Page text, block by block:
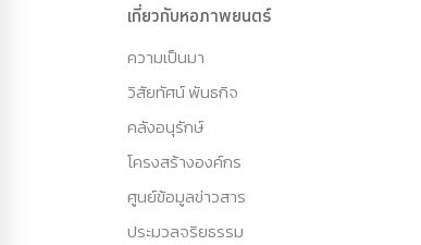
เกี่ยวกับหอภาพยนตร์
ความเป็นมา
วิสัยทัศน์ พันธกิจ
คลังอนุรักษ์
โครงสร้างองค์กร
ศูนย์ข้อมูลข่าวสาร
ประมวลจริยธรรม